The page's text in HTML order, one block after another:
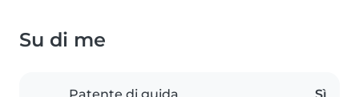
Su di me